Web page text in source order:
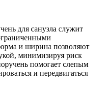
для санузла служит
и ширина позволяют
минимизируя риск
помогает слепым
и передвигаться